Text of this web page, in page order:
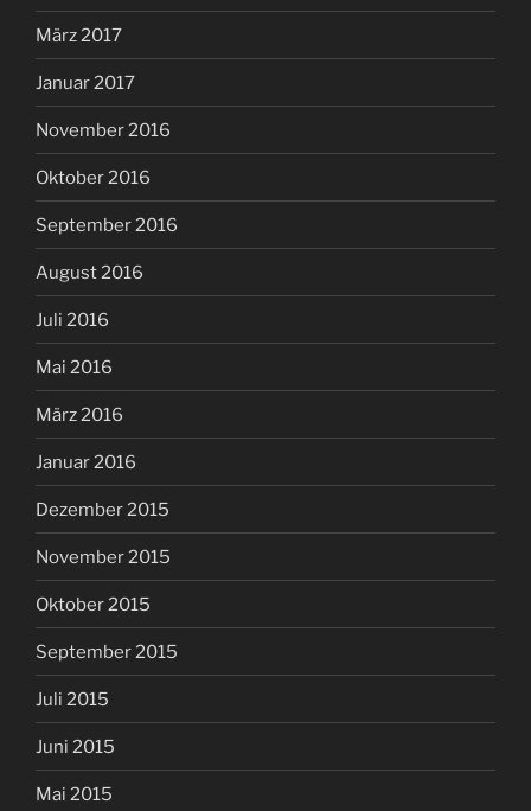
März 2017
Januar 2017
November 2016
Oktober 2016
September 2016
August 2016
Juli 2016
Mai 2016
März 2016
Januar 2016
Dezember 2015
November 2015
Oktober 2015
September 2015
Juli 2015
Juni 2015
Mai 2015